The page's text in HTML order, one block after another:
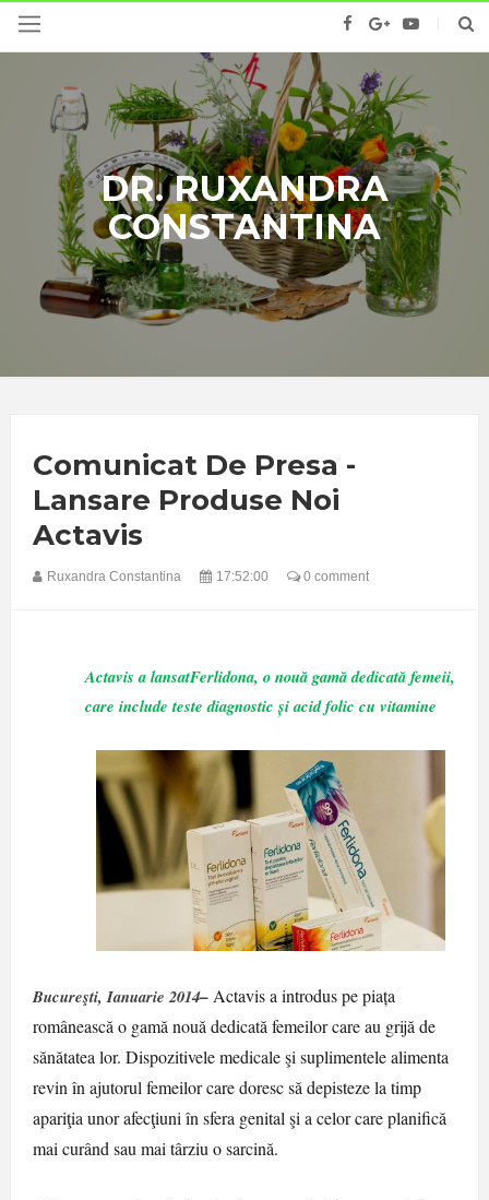
DR. RUXANDRA
CONSTANTINA
Comunicat De Presa -
Lansare Produse Noi
Actavis
Ruxandra Constantina 17:52:00 0 comment
Actavis a lansatFerlidona, o nouă gamă dedicată femeii,
care include teste diagnostic și acid folic cu vitamine
Bucureşti, Ianuarie 2014– Actavis a introdus pe piața
românească o gamă nouă dedicată femeilor care au grijă de
sănătatea lor. Dispozitivele medicale şi suplimentele alimenta
revin în ajutorul femeilor care doresc să depisteze la timp
apariţia unor afecţiuni în sfera genital şi a celor care planifică
mai curând sau mai târziu o sarcină.